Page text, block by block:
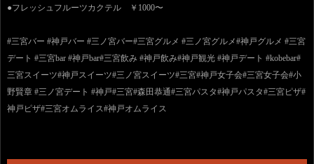
●フレッシュフルーツカクテル ￥1000〜
#三宮バー #神戸バー #三ノ宮バー#三宮グルメ #三ノ宮グルメ#神戸グルメ #三宮
デート #三宮bar #神戸bar#三宮飲み #神戸飲み#神戸観光 #神戸デート #kobebar#
三宮スイーツ#神戸スイーツ#三ノ宮スイーツ#三宮#神戸女子会#三宮女子会#小
野賢章 #三ノ宮デート #神戸#三宮#森田恭通#三宮パスタ#神戸パスタ#三宮ピザ#
神戸ピザ#三宮オムライス#神戸オムライス